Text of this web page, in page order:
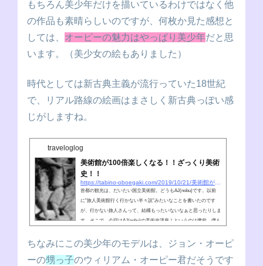
もちろん美少年だけを描いているわけではなく他
の作品も素晴らしいのですが、何枚か見た感想と
しては、 オーピーの魅力はやっぱり美少年だと思
います。（美少女の絵もありました）
時代としては新古典主義が流行っていた18世紀
で、リアル路線の絵画はまさしく新古典っぽい感
じがしますね。
traveloglog
美術館が100倍楽しくなる！！ざっくり美術
史！！
首都の観光は、だいたい国立美術館。どうもAJ(nobu)です。以前
に”旅人美術館行く行かない半々説”みたいなことを書いたのです
が、行かない旅人さんって、結構もったいないなぁと思ったりしま
す。そこで、今回はAJ(nobu)の美術史講座！というのは建前、僕も
番簡単な 美術史とはどうも、実は大学で美術史の講義を受けたこ
には様々な芸術があります。今回取り上げる美術史とは、ざっくり
ちなみにこの美少年のモデルは、ジョン・オーピ
ーの甥っ子のウィリアム・オーピー君だそうです